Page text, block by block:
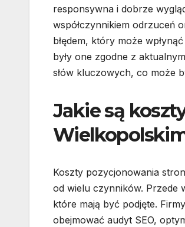
responsywna i dobrze
współczynnikiem odrzuceń
błędem, który może
były one zgodne z
słów kluczowych, co może
Jakie są
Koszty pozycjonowania
od wielu czynników. Przede
które mają być podjęte.
obejmować audyt SEO,